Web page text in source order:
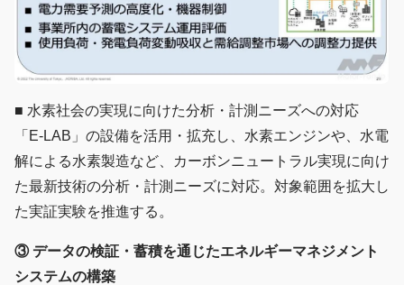
■ 水素社会の実現に向けた分析・計測ニーズへの対応
「E-LAB」の設備を活用・拡充し、水素エンジンや、水電
解による水素製造など、カーボンニュートラル実現に向け
た最新技術の分析・計測ニーズに対応。対象範囲を拡大し
た実証実験を推進する。
③ データの検証・蓄積を通じたエネルギーマネジメント
システムの構築